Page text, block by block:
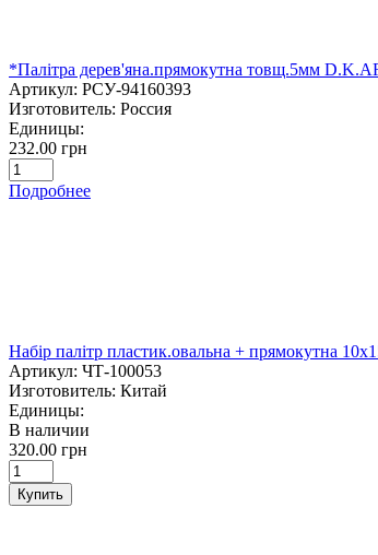
*Палітра дерев'яна.прямокутна товщ.5мм
Артикул: РСУ-94160393
Изготовитель: Россия
Единицы:
232.00 грн
Подробнее
Набір палітр пластик.овальна + прямокутна
Артикул: ЧТ-100053
Изготовитель: Китай
Единицы:
В наличии
320.00 грн
Купить